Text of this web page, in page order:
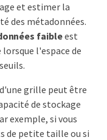
et estimer la
des métadonnées.
faibleest
l'espace de
grille peut être
de stockage
exemple, si vous
de petite taille ou si